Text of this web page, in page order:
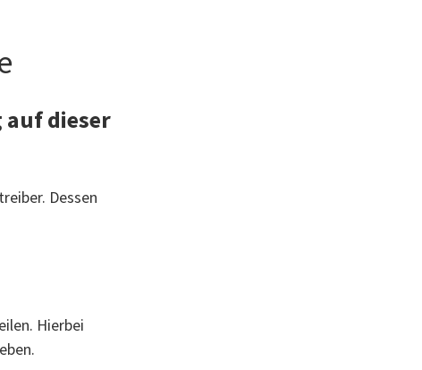
dieser
Dessen
Hierbei